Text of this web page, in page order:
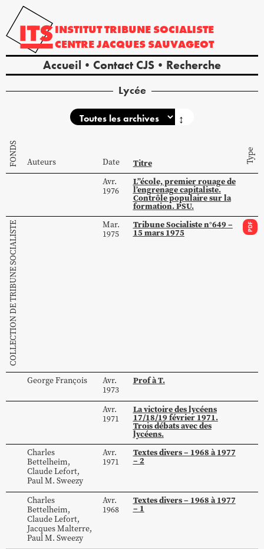
INSTITUTTRIBUNE SOCIALISTE
CENTREJACQUES SAUVAGEOT
Accueil Contact CJS Recherche
Lycée
↕
FONDS Auteurs Date Titre Type
Avr.
1976
L’’école, premier rouage de
l’engrenage capitaliste.
Contrôle populaire sur la
formation. PSU.
COLLECTION DE TRIBUNE SOCIALISTE
Mar.
1975
Tribune Socialiste n°649 –
15 mars 1975 PDF
GeorgeFrançois
Avr.
1973
Prof à T.
Avr.
1971
La victoire des lycéens
17/18/19 février 1971.
Trois débats avec des
lycéens.
Charles
Bettelheim,
ClaudeLefort,
Paul M. Sweezy
Avr.
1971
Textes divers – 1968 à 1977
– 2
Charles
Bettelheim,
ClaudeLefort,
JacquesMalterre,
Paul M. Sweezy
Avr.
1968
Textes divers – 1968 à 1977
– 1